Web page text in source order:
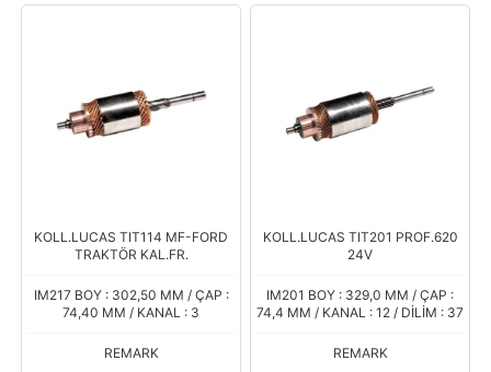
KOLL.LUCAS TIT114 MF-FORD
TRAKTÖR KAL.FR.
IM217 BOY : 302,50 MM / ÇAP :
74,40 MM / KANAL : 3
REMARK
KOLL.LUCAS TIT201 PROF.620
24V
IM201 BOY : 329,0 MM / ÇAP :
74,4 MM / KANAL : 12 / DİLİM : 37
REMARK